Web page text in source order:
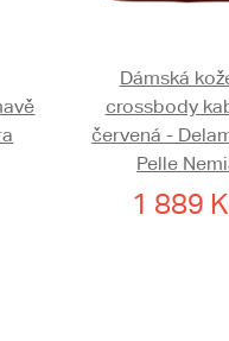
Dámská
crossbody
červená -
Pelle
1 889